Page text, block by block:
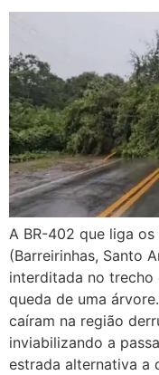
A BR-402 que liga os
(Barreirinhas, Santo
interditada no trecho
queda de uma
caíram na região
inviabilizando a
estrada alternativa a